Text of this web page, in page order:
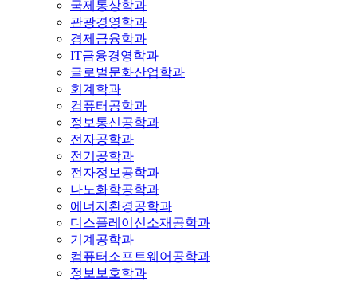
국제통상학과
관광경영학과
경제금융학과
IT금융경영학과
글로벌문화산업학과
회계학과
컴퓨터공학과
정보통신공학과
전자공학과
전기공학과
전자정보공학과
나노화학공학과
에너지환경공학과
디스플레이신소재공학과
기계공학과
컴퓨터소프트웨어공학과
정보보호학과